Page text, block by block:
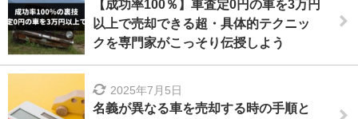
【成功率100％】車査定0円の車を3万円
以上で売却できる超・具体的テクニッ
クを専門家がこっそり伝授しよう
2025年7月5日
名義が異なる車を売却する時の手順と